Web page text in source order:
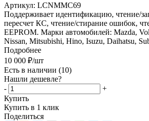
Артикул: LCNMMC69
Поддерживает идентификацию, чтение/
пересчет КС, чтение/стирание ошибок,
EEPROM. Марки автомобилей: Mazda,
Nissan, Mitsubishi, Hino, Isuzu, Daihatsu,
Подробнее
10 000 ₽/шт
Есть в наличии (10)
Нашли дешевле?
-
+
Купить
Купить в 1 клик
Поделиться